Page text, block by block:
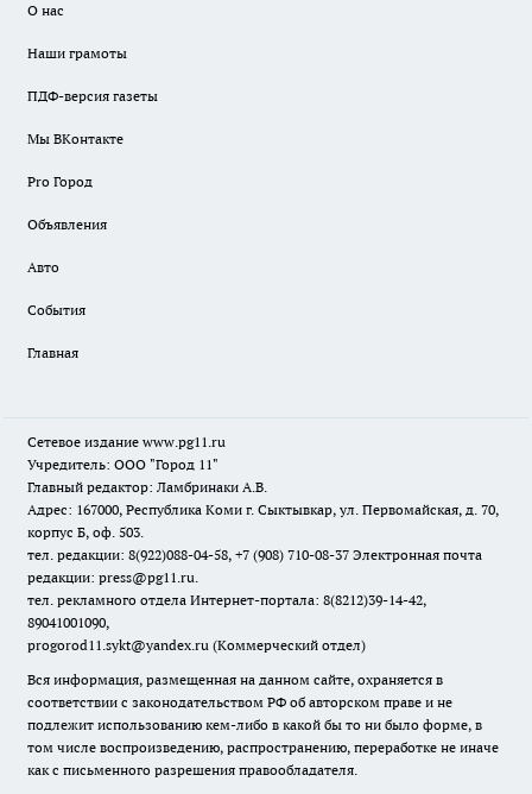
О нас
Наши грамоты
ПДФ-версия газеты
Мы ВКонтакте
Pro Город
Объявления
Авто
События
Главная
Сетевое издание www.pg11.ru
Учредитель: ООО "Город 11"
Главный редактор: Ламбринаки А.В.
Адрес: 167000, Республика Коми г. Сыктывкар, ул. Первомайская, д. 70,
корпус Б, оф. 503.
тел. редакции: 8(922)088-04-58, +7 (908) 710-08-37 Электронная почта
редакции: press@pg11.ru.
тел. рекламного отдела Интернет-портала: 8(8212)39-14-42,
89041001090,
progorod11.sykt@yandex.ru (Коммерческий отдел)
Вся информация, размещенная на данном сайте, охраняется в
соответствии с законодательством РФ об авторском праве и не
подлежит использованию кем-либо в какой бы то ни было форме, в
том числе воспроизведению, распространению, переработке не иначе
как с письменного разрешения правообладателя.